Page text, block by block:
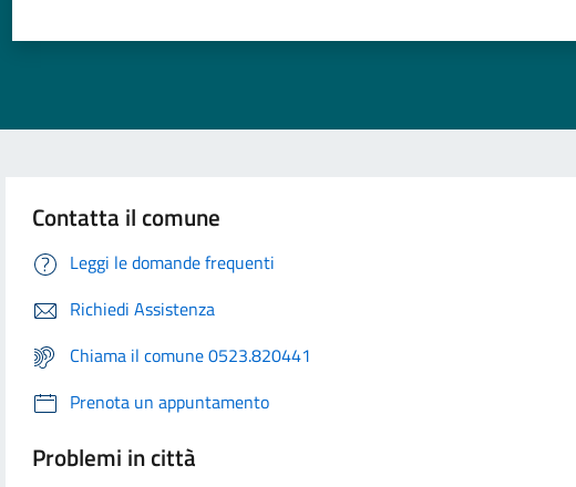
Contatta il comune
Leggi le domande frequenti
Richiedi Assistenza
Chiama il comune 0523.820441
Prenota un appuntamento
Problemi in città